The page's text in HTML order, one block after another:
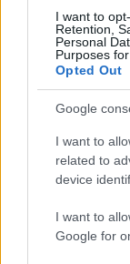
I want to
Retention,
Personal
Purposes
Opted Out
Google
I want to
related to
device
I want to
Google for
Winona
Williams,